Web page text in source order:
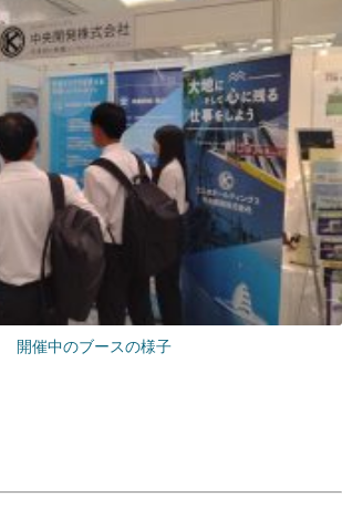
開催中のブースの様子